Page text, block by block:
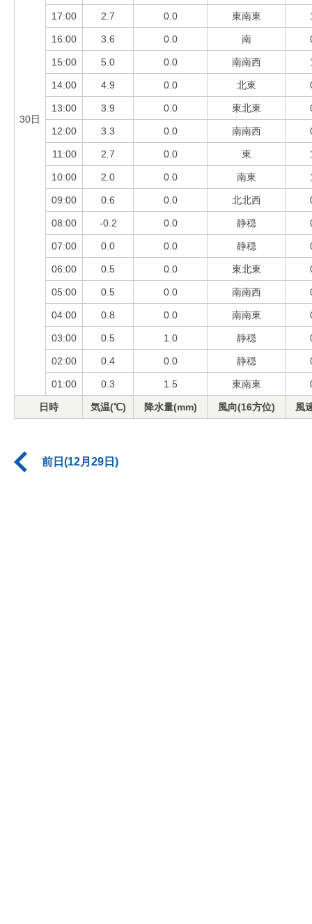
30日
17:00 2.7 0.0 東南東
16:00 3.6 0.0 南
15:00 5.0 0.0 南南西
14:00 4.9 0.0 北東
13:00 3.9 0.0 東北東
12:00 3.3 0.0 南南西
11:00 2.7 0.0 東
10:00 2.0 0.0 南東
09:00 0.6 0.0 北北西
08:00 -0.2 0.0 静穏
07:00 0.0 0.0 静穏
06:00 0.5 0.0 東北東
05:00 0.5 0.0 南南西
04:00 0.8 0.0 南南東
03:00 0.5 1.0 静穏
02:00 0.4 0.0 静穏
01:00 0.3 1.5 東南東
日時 気温(℃) 降水量(mm) 風向(16方位) 風
前日(12月29日)